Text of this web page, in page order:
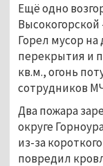
Ещё одно
Горел мусор
перекрытия и
кв.м., огонь
сотрудников
Два пожара
округе
из-за
повредил